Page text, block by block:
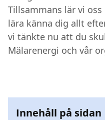
Kundcenter
Avbrott
Tillsammans lär vi
lära känna dig allt
vi tänkte nu att du
Mälarenergi och vår
Innehåll på sidan